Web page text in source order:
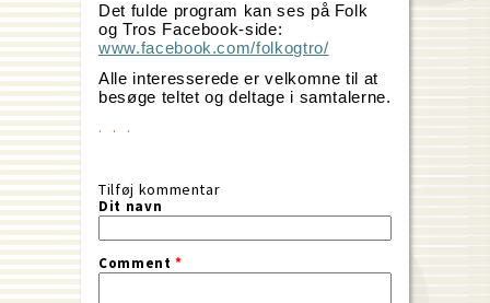
Det fulde program kan ses på Folk
og Tros Facebook-side:
www.facebook.com/folkogtro/
Alle interesserede er velkomne til at
besøge teltet og deltage i samtalerne.
Tilføj kommentar
Dit navn
Comment*